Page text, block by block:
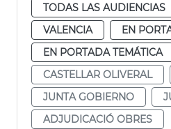
TODAS LAS AUDIENCIAS
VALENCIA
EN
EN PORTADA TEMÁTICA
CASTELLAR OLIVERAL
JUNTA GOBIERNO
ADJUDICACIÓ OBRES